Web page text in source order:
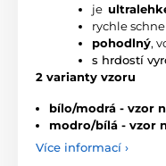
je
rychle
pohodlný,
s hrdostí
2 varianty vzoru
bílo/modrá - vzor
modro/bílá - vzor
Více informací ›